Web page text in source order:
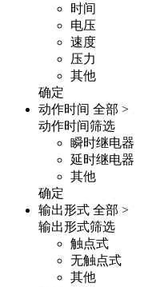
时间
电压
速度
压力
其他
确定
动作时间 全部 >
动作时间筛选
瞬时继电器
延时继电器
其他
确定
输出形式 全部 >
输出形式筛选
触点式
无触点式
其他